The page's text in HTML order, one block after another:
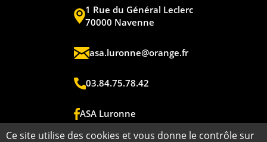
1 Rue du Général Leclerc
70000 Navenne
asa.luronne@orange.fr
03.84.75.78.42
ASA Luronne
Ce site utilise des cookies et vous donne le contrôle sur